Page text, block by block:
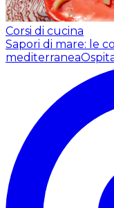
Corsi di cucina
Sapori di mare: le
mediterranea